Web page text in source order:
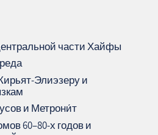
части Хайфы
и
и Метрони́т
60–80-х годов и